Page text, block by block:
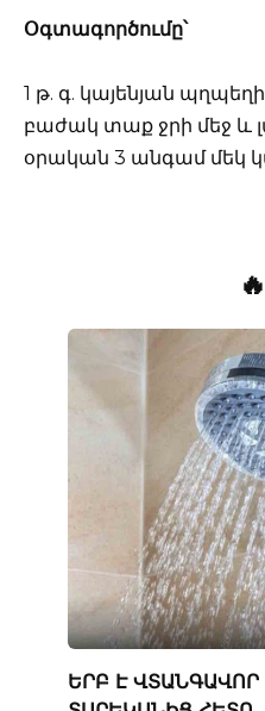
Օգտագործումը՝
1 թ. գ. կայենյան
բաժակ տաք ջրի մեջ և
օրական 3 անգամ մեկ
ԵՐԲ Է